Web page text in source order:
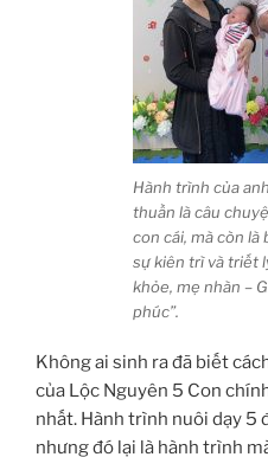
Hành trình của
thuần là câu
con cái, mà còn là
sự kiên trì và triết
khỏe, mẹ nhàn –
phúc”.
Không ai sinh ra đã biết
của Lộc Nguyên 5 Con
nhất. Hành trình nuôi dạy 5
nhưng đó lại là hành trình